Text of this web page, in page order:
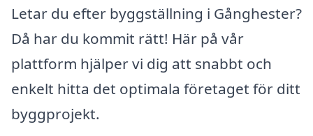
Letar du efter byggställning i Gånghester?
Då har du kommit rätt! Här på vår
plattform hjälper vi dig att snabbt och
enkelt hitta det optimala företaget för ditt
byggprojekt.